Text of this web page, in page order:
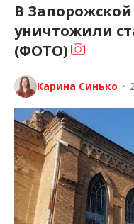
В
уничтожили
(ФОТО)
Карина Синько •